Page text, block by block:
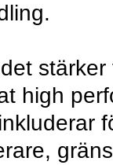
high